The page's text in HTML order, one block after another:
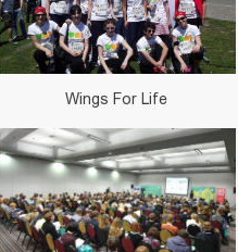
Wings For Life